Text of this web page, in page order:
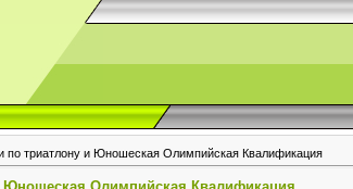
по триатлону и Юношеская Олимпийская Квалификация